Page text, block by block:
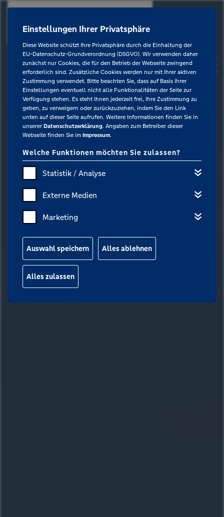
Einstellungen Ihrer Privatsphäre
Diese Website schützt Ihre Privatsphäre durch die Einhaltung der
EU-Datenschutz-Grundverordnung (DSGVO). Wir verwenden daher
zunächst nur Cookies, die für den Betrieb der Webseite zwingend
erforderlich sind. Zusätzliche Cookies werden nur mit Ihrer aktiven
Zustimmung verwendet. Bitte beachten Sie, dass auf Basis Ihrer
Einstellungen eventuell nicht alle Funktionalitäten der Seite zur
Verfügung stehen. Es steht Ihnen jederzeit frei, Ihre Zustimmung zu
geben, zu verweigern oder zurückzuziehen, indem Sie den Link
unten auf dieser Seite aufrufen. Weitere Informationen finden Sie in
unserer Datenschutzerklärung. Angaben zum Betreiber dieser
Webseite finden Sie im Impressum.
Welche Funktionen möchten Sie zulassen?
Statistik / Analyse
Externe Medien
Marketing
Auswahl speichern Alles ablehnen
Alles zulassen